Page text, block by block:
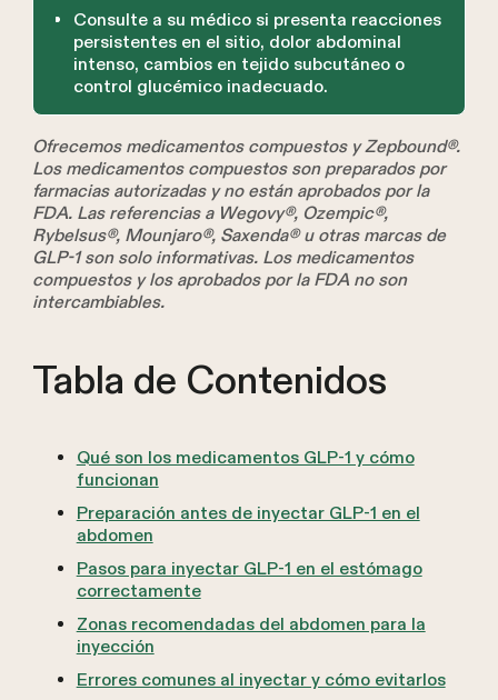
Consulte a su médico si presenta reacciones
persistentes en el sitio, dolor abdominal
intenso, cambios en tejido subcutáneo o
control glucémico inadecuado.
Ofrecemos medicamentos compuestos y Zepbound®.
Los medicamentos compuestos son preparados por
farmacias autorizadas y no están aprobados por la
FDA. Las referencias a Wegovy®, Ozempic®,
Rybelsus®, Mounjaro®, Saxenda® u otras marcas de
GLP-1 son solo informativas. Los medicamentos
compuestos y los aprobados por la FDA no son
intercambiables.
Tabla de Contenidos
Qué son los medicamentos GLP-1 y cómo
funcionan
Preparación antes de inyectar GLP-1 en el
abdomen
Pasos para inyectar GLP-1 en el estómago
correctamente
Zonas recomendadas del abdomen para la
inyección
Errores comunes al inyectar y cómo evitarlos